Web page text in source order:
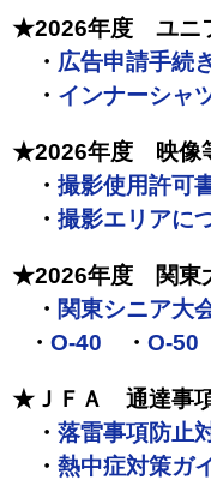
★2026年度 ユニ
・ 広告申請手続
・ インナーシャ
★2026年度 映像
・ 撮影使用許可
・ 撮影エリアに
★2026年度 関東
・ 関東シニア大
・ O-40 ・ O-50
★ＪＦＡ 通達事
・ 落雷事項防止
・ 熱中症対策ガ